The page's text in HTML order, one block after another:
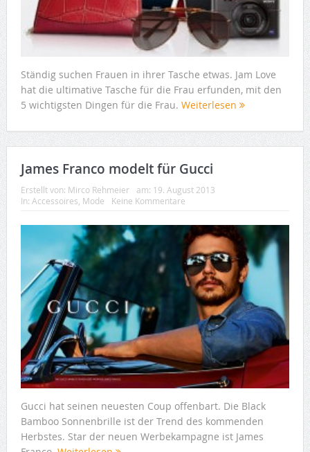
Ständig suchen Frauen in ihrer Tasche etwas. Jam Love
hat die ultimative Tasche für die Frau erfunden, mit den
5 wichtigsten Dingen für die Frau. Weiterlesen
James Franco modelt für Gucci
Erstellt von: Mirco Rehmeier am: 19. August 2013
In: Accessoires Mode Keine Kommentare
Gucci hat seinen neuesten Coup offenbart. Die Black
Bamboo Sonnenbrille ist der Trend des kommenden
Herbstes. Star der neuen Werbekampagne ist James